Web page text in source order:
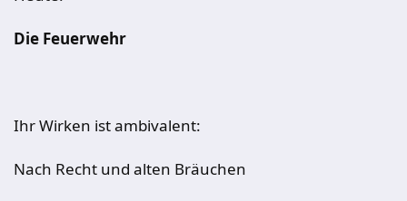
Die Feuerwehr
Ihr Wirken ist ambivalent:
Nach Recht und alten Bräuchen